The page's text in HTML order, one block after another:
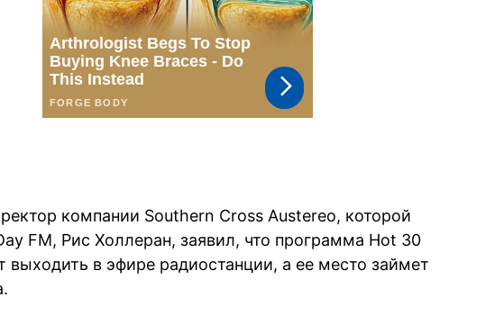
компании Southern Cross Austereo, которой
FM, Рис Холлеран, заявил, что программа Hot 30
выходить в эфире радиостанции, а ее место займет